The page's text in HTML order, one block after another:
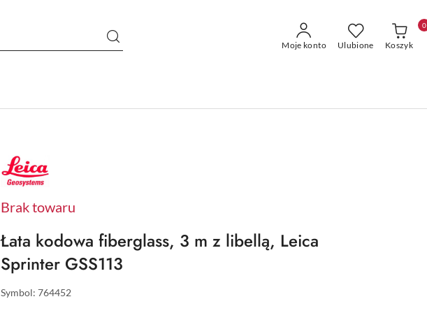
Moje konto Ulubione Koszyk
0
NAZWA
PRODUCENTA:
LEICA
Brak towaru
Łata kodowa fiberglass, 3 m z libellą, Leica
Sprinter GSS113
Symbol: 764452